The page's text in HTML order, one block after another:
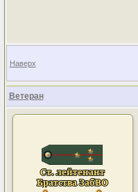
Наверх
Ветеран